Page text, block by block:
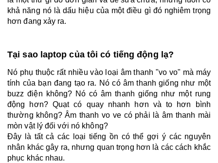
khả năng nó là dấu hiệu của một điều gì đó nghiêm trọng
hơn đang xảy ra.
Tại sao laptop của tôi có tiếng động lạ?
Nó phụ thuộc rất nhiều vào loại âm thanh "vo vo" mà máy
tính của bạn đang tạo ra. Nó có âm thanh giống như một
buzz điện không? Nó có âm thanh giống như một rung
động hơn? Quạt có quay nhanh hơn và to hơn bình
thường không? Âm thanh vo ve có phải là âm thanh mài
mòn vật lý đối với nó không?
Đây là tất cả các loại tiếng ồn có thể gợi ý các nguyên
nhân khác gây ra, nhưng quan trọng hơn là các cách khắc
phục khác nhau.